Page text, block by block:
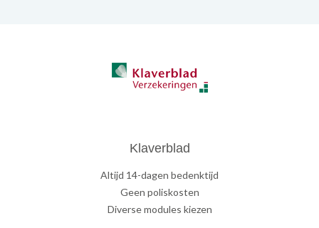
Klaverblad
Altijd 14-dagen bedenktijd
Geen poliskosten
Diverse modules kiezen